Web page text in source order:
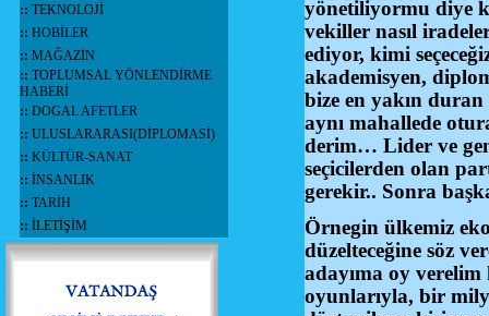
:: TEKNOLOJİ
:: HOBİLER
:: MAĞAZİN
:: TOPLUMSAL YÖNLENDİRME
HABERİ
:: DOGAL AFETLER
:: ULUSLARARASI(DİPLOMASİ)
:: KÜLTÜR-SANAT
:: İNSANLIK
:: TARİH
:: İLETİŞİM
yönetiliyormu diye
vekiller nasıl
ediyor, kimi
akademisyen,
bize en yakın
aynı mahallede
derim… Lider ve
seçicilerden olan
gerekir.. Sonra
Örnegin ülkemiz
düzelteceğine söz
adayıma oy
oyunlarıyla, bir